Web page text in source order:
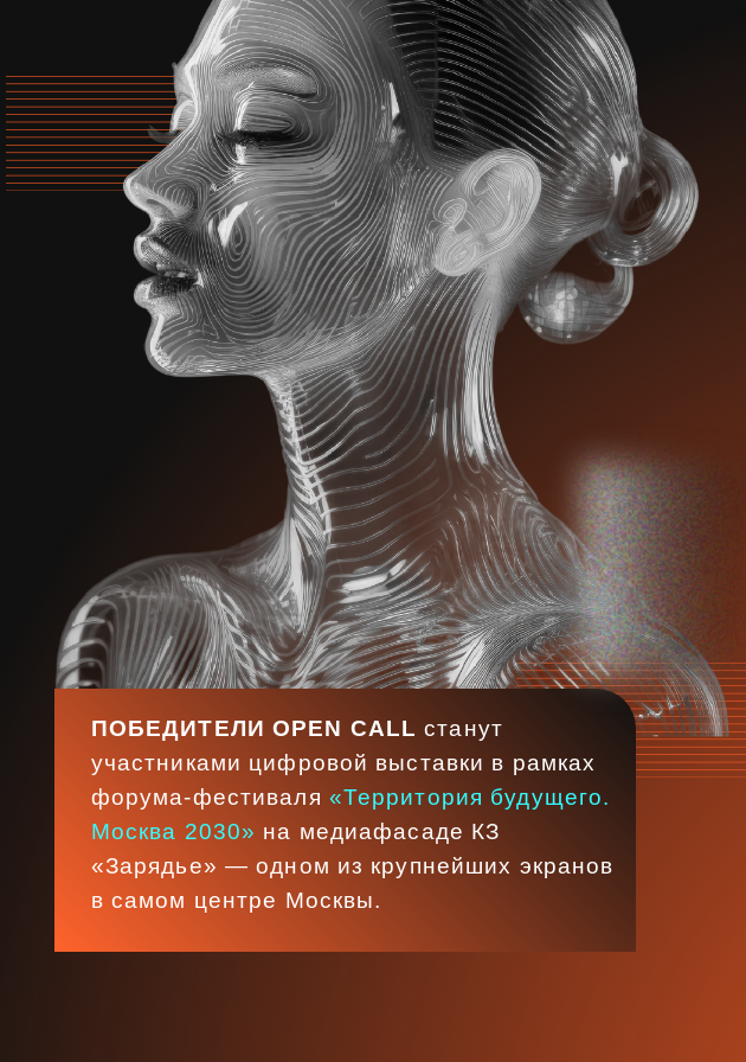
ПОБЕДИТЕЛИ OPEN CALLстанут
участниками цифровой выставки в рамках
форума-фестиваля«Территория будущего.
Москва 2030»на медиафасаде КЗ
«Зарядье» — одном из крупнейших экранов
в самом центре Москвы.